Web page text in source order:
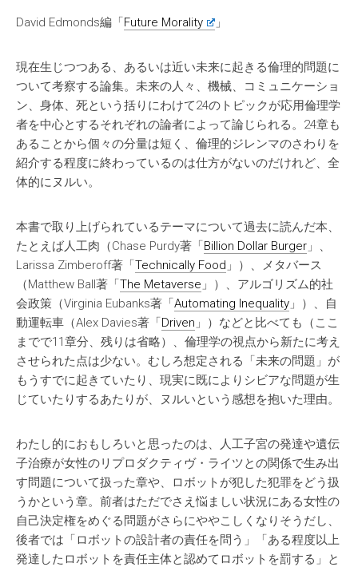
David Edmonds編「Future Morality 」
現在生じつつある、あるいは近い未来に起きる倫理的問題に
ついて考察する論集。未来の人々、機械、コミュニケーショ
ン、身体、死という括りにわけて24のトピックが応用倫理学
者を中心とするそれぞれの論者によって論じられる。24章も
あることから個々の分量は短く、倫理的ジレンマのさわりを
紹介する程度に終わっているのは仕方がないのだけれど、全
体的にヌルい。
本書で取り上げられているテーマについて過去に読んだ本、
たとえば人工肉（Chase Purdy著「Billion Dollar Burger 」、
Larissa Zimberoff著「Technically Food 」）、メタバース
（Matthew Ball著「The Metaverse 」）、アルゴリズム的社
会政策（Virginia Eubanks著「Automating Inequality 」）、自
動運転車（Alex Davies著「Driven 」）などと比べても（ここ
までで11章分、残りは省略）、倫理学の視点から新たに考え
させられた点は少ない。むしろ想定される「未来の問題」が
もうすでに起きていたり、現実に既によりシビアな問題が生
じていたりするあたりが、ヌルいという感想を抱いた理由。
わたし的におもしろいと思ったのは、人工子宮の発達や遺伝
子治療が女性のリプロダクティヴ・ライツとの関係で生み出
す問題について扱った章や、ロボットが犯した犯罪をどう扱
うかという章。前者はただでさえ悩ましい状況にある女性の
自己決定権をめぐる問題がさらにややこしくなりそうだし、
後者では「ロボットの設計者の責任を問う」「ある程度以上
発達したロボットを責任主体と認めてロボットを罰する」と